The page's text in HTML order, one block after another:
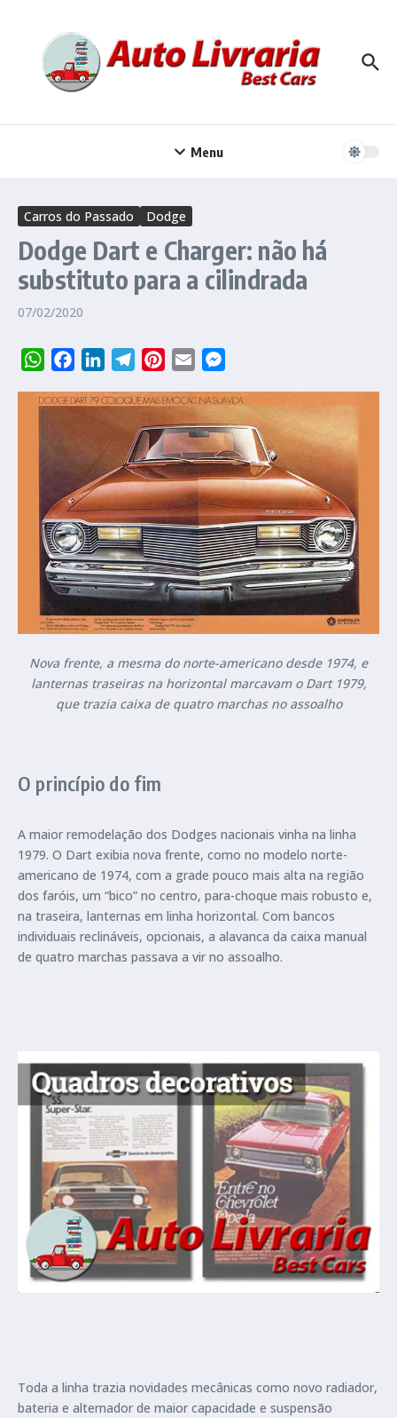
Menu
Carros do Passado Dodge
Dodge Dart e Charger: não há
substituto para a cilindrada
07/02/2020
WhatsAppFacebookLinkedInTelegramPinterest
Email
Nova frente, a mesma do norte-americano desde 1974, e
lanternas traseiras na horizontal marcavam o Dart 1979,
que trazia caixa de quatro marchas no assoalho
O princípio do fim
A maior remodelação dos Dodges nacionais vinha na linha
1979. O Dart exibia nova frente, como no modelo norte-
americano de 1974, com a grade pouco mais alta na região
dos faróis, um “bico” no centro, para-choque mais robusto e,
na traseira, lanternas em linha horizontal. Com bancos
individuais reclináveis, opcionais, a alavanca da caixa manual
de quatro marchas passava a vir no assoalho.
Toda a linha trazia novidades mecânicas como novo radiador,
bateria e alternador de maior capacidade e suspensão